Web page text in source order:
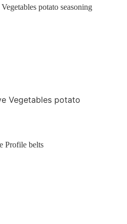
Vegetables potato